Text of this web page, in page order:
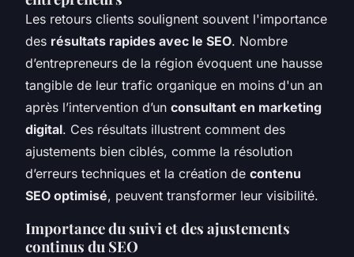
Les retours clients soulignent souvent l'importance
des résultats rapides avec le SEO. Nombre
d’entrepreneurs de la région évoquent une hausse
tangible de leur trafic organique en moins d'un an
après l’intervention d’un consultant en marketing
digital. Ces résultats illustrent comment des
ajustements bien ciblés, comme la résolution
d’erreurs techniques et la création de contenu
SEO optimisé, peuvent transformer leur visibilité.
Importance du suivi et des ajustements
continus du SEO